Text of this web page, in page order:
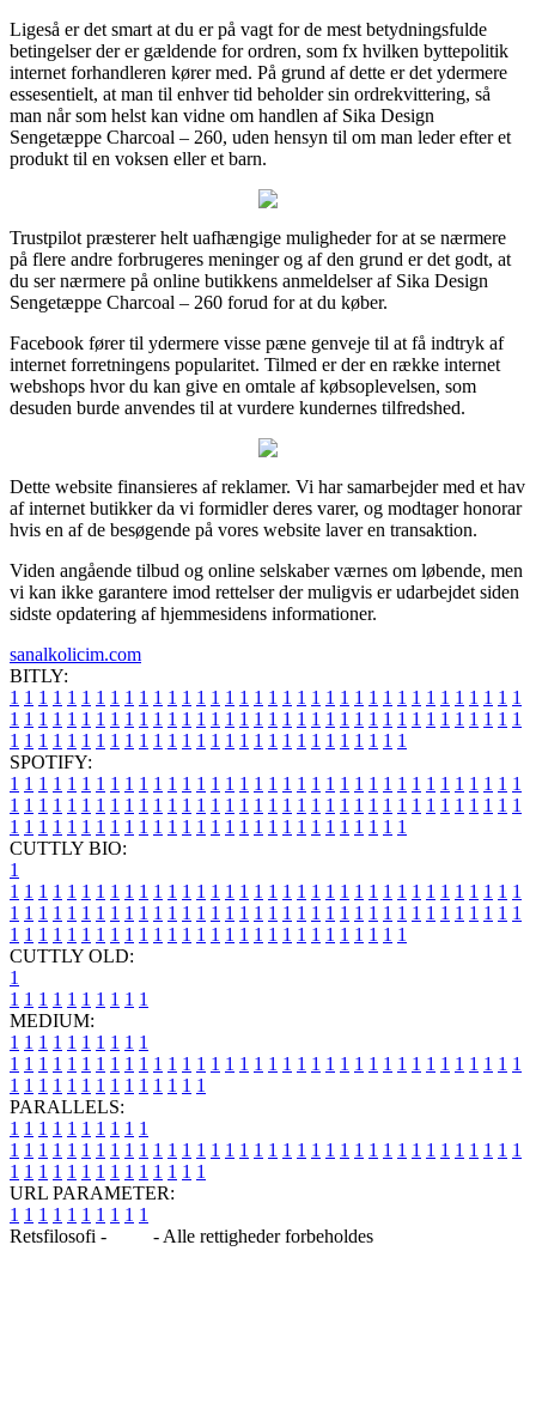
Ligeså er det smart at du er på vagt for de mest betydningsfulde
betingelser der er gældende for ordren, som fx hvilken byttepolitik
internet forhandleren kører med. På grund af dette er det ydermere
essesentielt, at man til enhver tid beholder sin ordrekvittering, så
man når som helst kan vidne om handlen af Sika Design
Sengetæppe Charcoal – 260, uden hensyn til om man leder efter et
produkt til en voksen eller et barn.
Trustpilot præsterer helt uafhængige muligheder for at se nærmere
på flere andre forbrugeres meninger og af den grund er det godt, at
du ser nærmere på online butikkens anmeldelser af Sika Design
Sengetæppe Charcoal – 260 forud for at du køber.
Facebook fører til ydermere visse pæne genveje til at få indtryk af
internet forretningens popularitet. Tilmed er der en række internet
webshops hvor du kan give en omtale af købsoplevelsen, som
desuden burde anvendes til at vurdere kundernes tilfredshed.
Dette website finansieres af reklamer. Vi har samarbejder med et hav
af internet butikker da vi formidler deres varer, og modtager honorar
hvis en af de besøgende på vores website laver en transaktion.
Viden angående tilbud og online selskaber værnes om løbende, men
vi kan ikke garantere imod rettelser der muligvis er udarbejdet siden
sidste opdatering af hjemmesidens informationer.
sanalkolicim.com
BITLY:
1 1 1 1 1 1 1 1 1 1 1 1 1 1 1 1 1 1 1 1 1 1 1 1 1 1 1 1 1 1 1 1 1 1 1 1
1 1 1 1 1 1 1 1 1 1 1 1 1 1 1 1 1 1 1 1 1 1 1 1 1 1 1 1 1 1 1 1 1 1 1 1
1 1 1 1 1 1 1 1 1 1 1 1 1 1 1 1 1 1 1 1 1 1 1 1 1 1 1 1
SPOTIFY:
1 1 1 1 1 1 1 1 1 1 1 1 1 1 1 1 1 1 1 1 1 1 1 1 1 1 1 1 1 1 1 1 1 1 1 1
1 1 1 1 1 1 1 1 1 1 1 1 1 1 1 1 1 1 1 1 1 1 1 1 1 1 1 1 1 1 1 1 1 1 1 1
1 1 1 1 1 1 1 1 1 1 1 1 1 1 1 1 1 1 1 1 1 1 1 1 1 1 1 1
CUTTLY BIO:
1
1 1 1 1 1 1 1 1 1 1 1 1 1 1 1 1 1 1 1 1 1 1 1 1 1 1 1 1 1 1 1 1 1 1 1 1
1 1 1 1 1 1 1 1 1 1 1 1 1 1 1 1 1 1 1 1 1 1 1 1 1 1 1 1 1 1 1 1 1 1 1 1
1 1 1 1 1 1 1 1 1 1 1 1 1 1 1 1 1 1 1 1 1 1 1 1 1 1 1 1
CUTTLY OLD:
1
1 1 1 1 1 1 1 1 1 1
MEDIUM:
1 1 1 1 1 1 1 1 1 1
1 1 1 1 1 1 1 1 1 1 1 1 1 1 1 1 1 1 1 1 1 1 1 1 1 1 1 1 1 1 1 1 1 1 1 1
1 1 1 1 1 1 1 1 1 1 1 1 1 1
PARALLELS:
1 1 1 1 1 1 1 1 1 1
1 1 1 1 1 1 1 1 1 1 1 1 1 1 1 1 1 1 1 1 1 1 1 1 1 1 1 1 1 1 1 1 1 1 1 1
1 1 1 1 1 1 1 1 1 1 1 1 1 1
URL PARAMETER:
1 1 1 1 1 1 1 1 1 1
Retsfilosofi -
- Alle rettigheder forbeholdes